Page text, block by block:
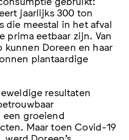
jaarlijks 300 ton
die meestal in het afval
prima eetbaar zijn. Van
kunnen Doreen en haar
plantaardige
resultaten
een groeiend
Maar toen Covid-19
Doreen’s